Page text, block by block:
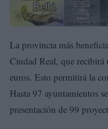
La provincia más
Ciudad Real, que
euros. Esto permitirá la
Hasta 97 ayuntamientos
presentación de 99